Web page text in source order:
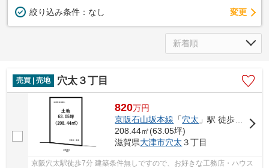
絞り込み条件： なし 変更
売買 | 売地 穴太３丁目
820万円
京阪石山坂本線 「穴太 」駅 徒歩7分
208.44㎡(63.05坪)
滋賀県大津市穴太 ３丁目
京阪穴太駅徒歩7分 建築条件無しですので、お好きな工務店・ハウス